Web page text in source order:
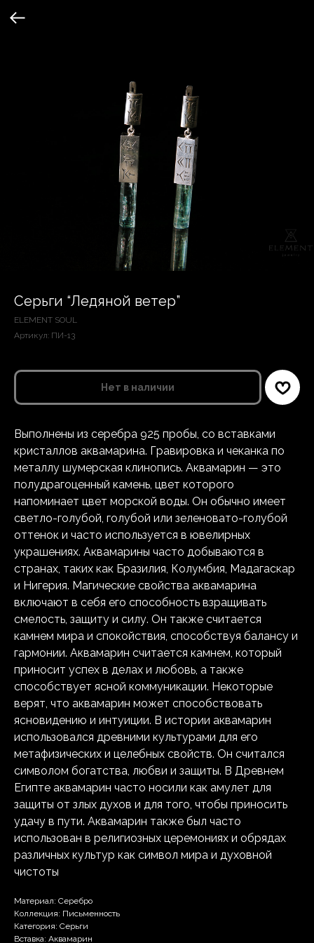
Серьги “Ледяной ветер”
ELEMENT SOUL
Артикул: ПИ-13
Нет в наличии
Выполнены из серебра 925 пробы, со вставками
кристаллов аквамарина. Гравировка и чеканка по
металлу шумерская клинопись. Аквамарин — это
полудрагоценный камень, цвет которого
напоминает цвет морской воды. Он обычно имеет
светло-голубой, голубой или зеленовато-голубой
оттенок и часто используется в ювелирных
украшениях. Аквамарины часто добываются в
странах, таких как Бразилия, Колумбия, Мадагаскар
и Нигерия. Магические свойства аквамарина
включают в себя его способность взращивать
смелость, защиту и силу. Он также считается
камнем мира и спокойствия, способствуя балансу и
гармонии. Аквамарин считается камнем, который
приносит успех в делах и любовь, а также
способствует ясной коммуникации. Некоторые
верят, что аквамарин может способствовать
ясновидению и интуиции. В истории аквамарин
использовался древними культурами для его
метафизических и целебных свойств. Он считался
символом богатства, любви и защиты. В Древнем
Египте аквамарин часто носили как амулет для
защиты от злых духов и для того, чтобы приносить
удачу в пути. Аквамарин также был часто
использован в религиозных церемониях и обрядах
различных культур как символ мира и духовной
чистоты
Материал: Серебро
Коллекция: Письменность
Категория: Серьги
Вставка: Аквамарин